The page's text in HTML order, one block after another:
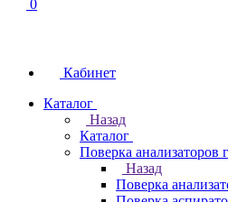
0
Кабинет
Каталог
Назад
Каталог
Поверка анализаторов
Назад
Поверка